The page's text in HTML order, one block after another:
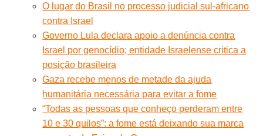
O lugar do Brasil no processo judicial sul-africano
contra Israel
Governo Lula declara apoio a denúncia contra
Israel por genocídio; entidade Israelense critica a
posição brasileira
Gaza recebe menos de metade da ajuda
humanitária necessária para evitar a fome
“Todas as pessoas que conheço perderam entre
10 e 30 quilos”: a fome está deixando sua marca